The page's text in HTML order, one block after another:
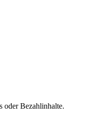
oder Bezahlinhalte.